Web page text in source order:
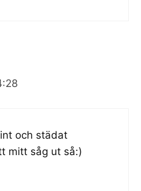
och städat
mitt såg ut så:)